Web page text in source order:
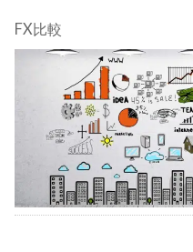
FX比較